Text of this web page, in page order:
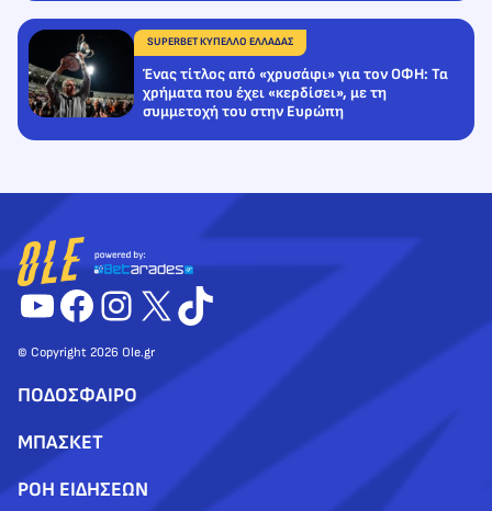
SUPERBET ΚΥΠΕΛΛΟ ΕΛΛΑΔΑΣ
Ένας τίτλος από «χρυσάφι» για τον ΟΦΗ: Τα
χρήματα που έχει «κερδίσει», με τη
συμμετοχή του στην Ευρώπη
YouTube
Facebook
Instagram
X TikTok
© Copyright 2026 Ole.gr
ΠΟΔΟΣΦΑΙΡΟ
ΜΠΑΣΚΕΤ
ΡΟΗ ΕΙΔΗΣΕΩΝ